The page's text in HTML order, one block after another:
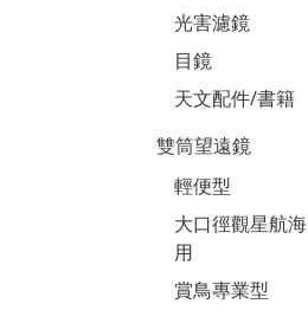
光害濾鏡
目鏡
天文配件/書籍
雙筒望遠鏡
輕便型
大口徑觀星航海
用
賞鳥專業型